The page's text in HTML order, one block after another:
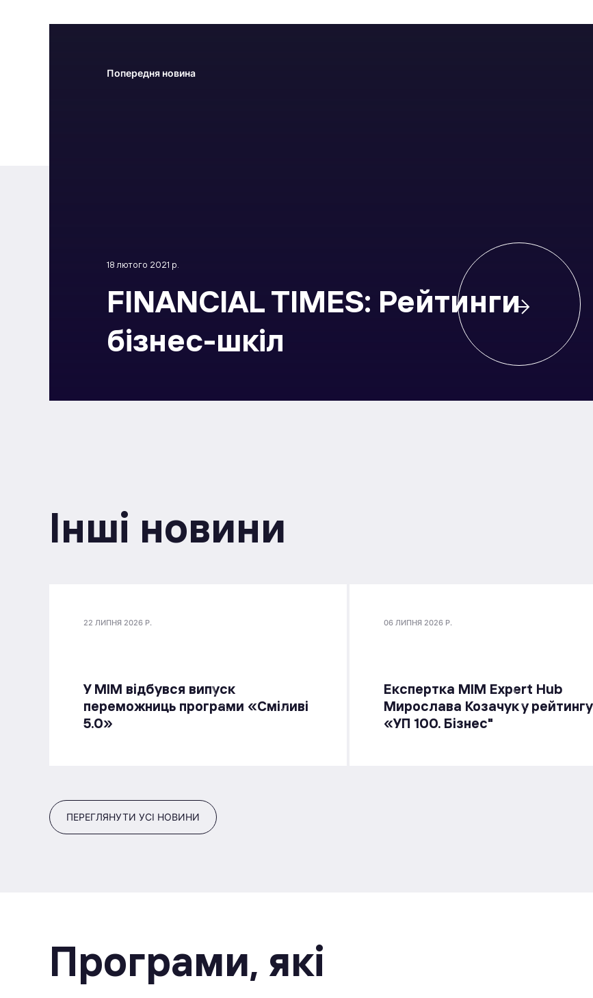
Попередня новина
18 лютого 2021 р.
FINANCIAL TIMES: Рейтинги
бізнес-шкіл
Інші новини
22 ЛИПНЯ 2026 Р.
У МІМ відбувся випуск
переможниць програми «Сміливі
5.0»
06 ЛИПНЯ 2026 Р.
Експертка MIM Expert Hub
Мирослава Козачук у рейтингу
«УП 100. Бізнес"
ПЕРЕГЛЯНУТИ УСІ НОВИНИ
Програми, якi